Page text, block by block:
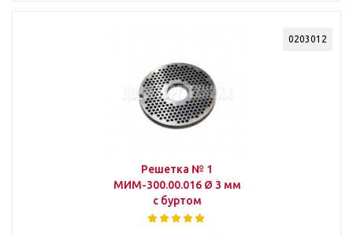
0203012
Решетка № 1
МИМ-300.00.016 Ø 3 мм
с буртом